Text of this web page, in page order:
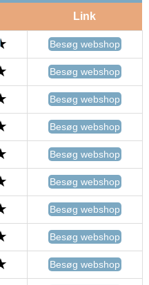
Link
Besøg webshop
Besøg webshop
Besøg webshop
Besøg webshop
Besøg webshop
Besøg webshop
Besøg webshop
Besøg webshop
Besøg webshop